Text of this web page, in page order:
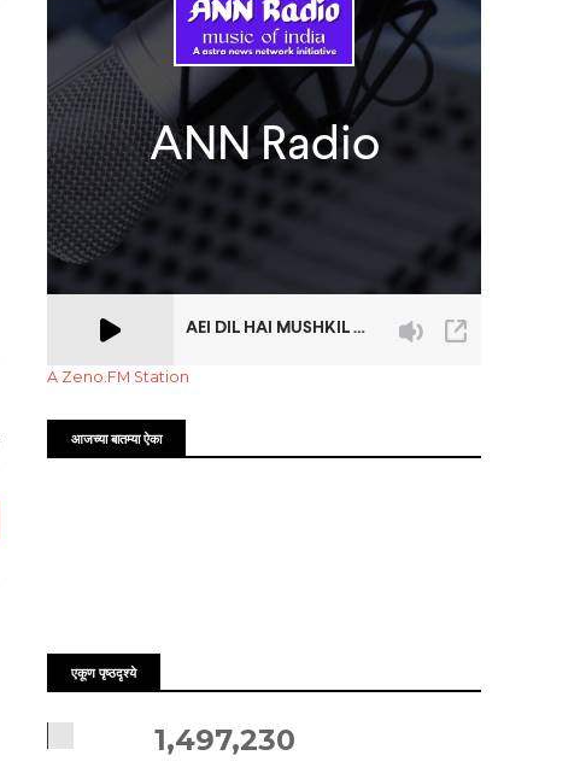
A Zeno.FM Station
आजच्या बातम्या ऐका
एकूण पृष्ठदृश्ये
1,497,230